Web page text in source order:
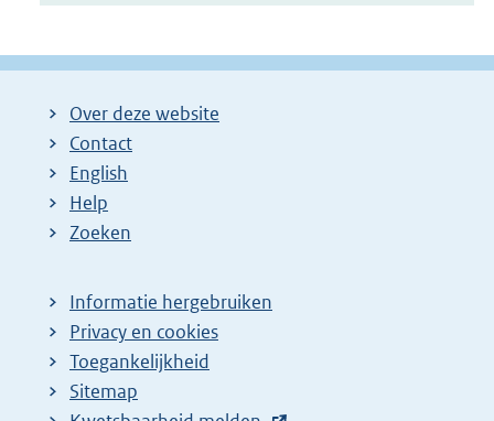
Over deze website
Contact
English
Help
Zoeken
Informatie hergebruiken
Privacy en cookies
Toegankelijkheid
Sitemap